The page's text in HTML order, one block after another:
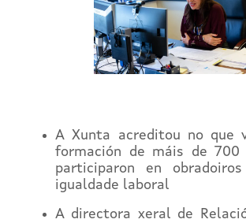
A Xunta acreditou no que
formación de máis de 700
participaron en
igualdade laboral
A directora xeral de